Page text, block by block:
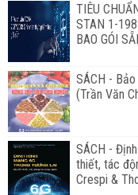
TIÊU
STAN 1-
BAO GÓI
SÁCH -
(Trần Văn
SÁCH -
thiết, tác
Crespi &